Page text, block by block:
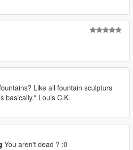
Like all fountain sculpturs
basically." Louis C.K.
You aren't dead ? :0